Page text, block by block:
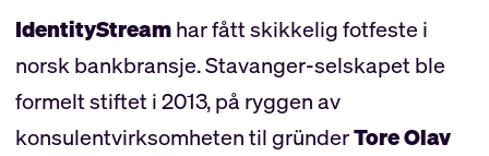
IdentityStreamhar fått skikkelig fotfeste i
norsk bankbransje. Stavanger-selskapet ble
formelt stiftet i 2013, på ryggen av
konsulentvirksomheten til gründerTore Olav